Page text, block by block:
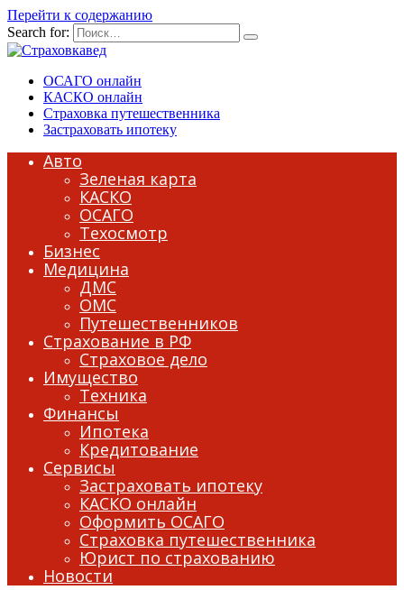
Перейти к содержанию
Search for:
ОСАГО онлайн
КАСКО онлайн
Страховка путешественника
Застраховать ипотеку
Авто
Зеленая карта
КАСКО
ОСАГО
Техосмотр
Бизнес
Медицина
ДМС
ОМС
Путешественников
Страхование в РФ
Страховое дело
Имущество
Техника
Финансы
Ипотека
Кредитование
Сервисы
Застраховать ипотеку
КАСКО онлайн
Оформить ОСАГО
Страховка путешественника
Юрист по страхованию
Новости